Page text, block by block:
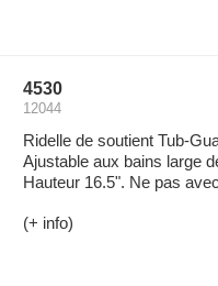
4530
12044
Ridelle de soutient Tub-
Ajustable aux bains large
Hauteur 16.5". Ne pas
(+ info)